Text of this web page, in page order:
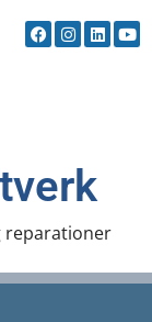
reparationer